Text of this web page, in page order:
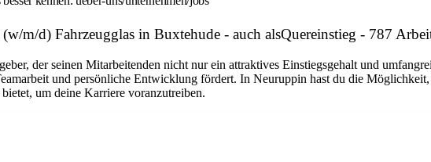
m/d) Fahrzeugglas in Buxtehude - auch alsQuereinstieg - 787
der seinen Mitarbeitenden nicht nur ein attraktives Einstiegsgehalt und
und persönliche Entwicklung fördert. In Neuruppin hast du die
um deine Karriere voranzutreiben.